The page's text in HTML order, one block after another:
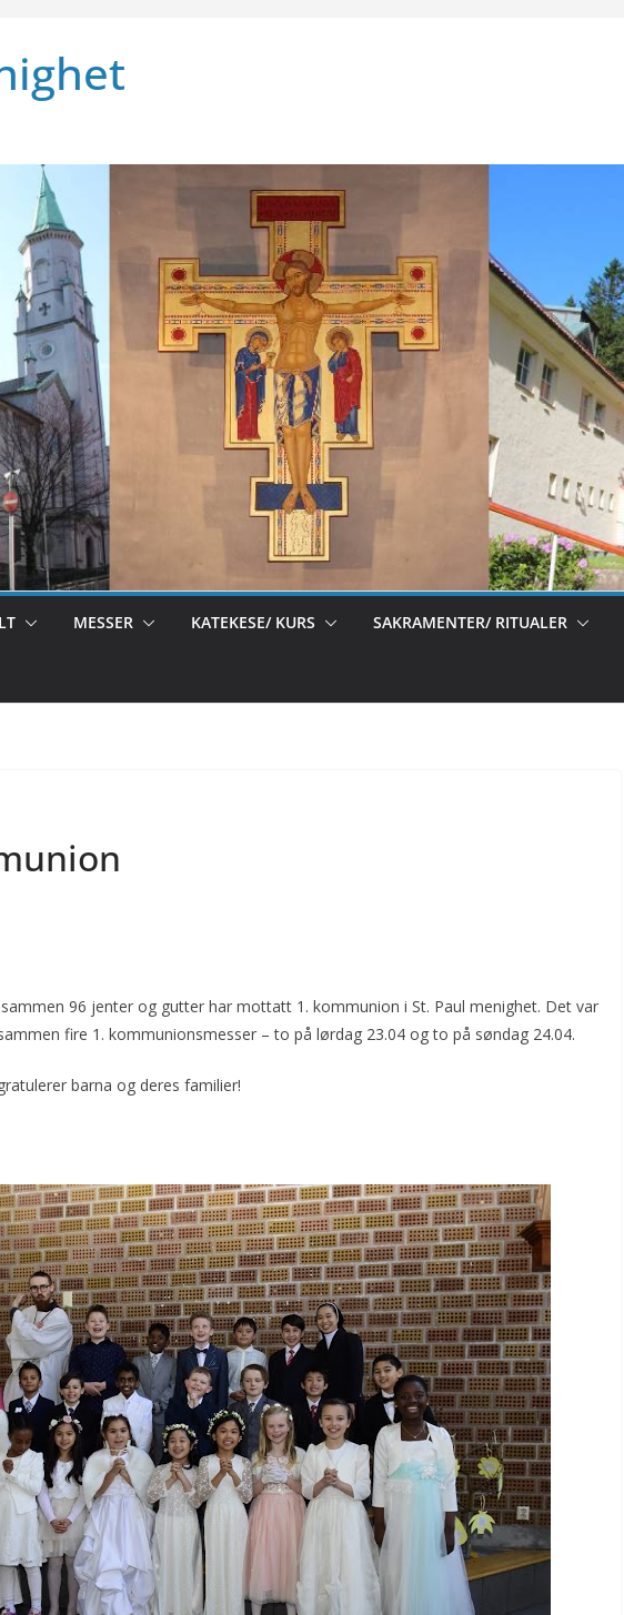
MESSER KATEKESE/ KURS SAKRAMENTER/ RITUALER
96 jenter og gutter har mottatt 1. kommunion i St. Paul menighet. Det var
fire 1. kommunionsmesser – to på lørdag 23.04 og to på søndag 24.04.
barna og deres familier!